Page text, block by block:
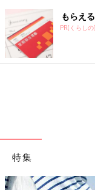
出典：Instagramアカウン
わたぽんさんが購入
リームやいちごバタ
感じられたそうで
ラ
もらえ
PR(くらし
特集